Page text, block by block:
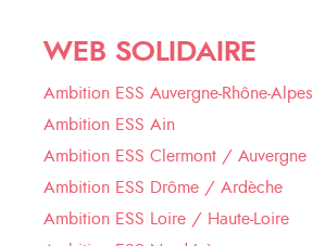
WEB SOLIDAIRE
Ambition ESS Auvergne-Rhône-Alpes
Ambition ESS Ain
Ambition ESS Clermont / Auvergne
Ambition ESS Drôme / Ardèche
Ambition ESS Loire / Haute-Loire